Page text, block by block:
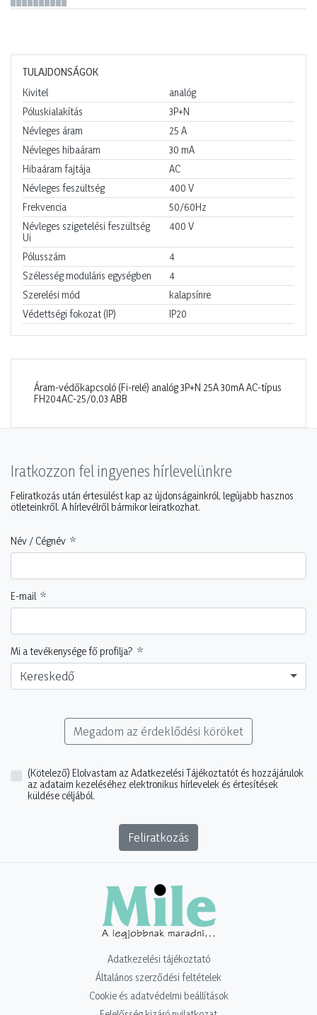
TULAJDONSÁGOK
Kivitel
analóg
Póluskialakítás
3P+N
Névleges áram
25 A
Névleges hibaáram
30 mA
Hibaáram fajtája
AC
Névleges feszültség
400 V
Frekvencia
50/60Hz
Névleges szigetelési feszültség
Ui
400 V
Pólusszám
4
Szélesség moduláris egységben
4
Szerelési mód
kalapsínre
Védettségi fokozat (IP)
IP20
Áram-védőkapcsoló (Fi-relé) analóg 3P+N 25A 30mA AC-típus
FH204AC-25/0,03 ABB
Iratkozzon fel ingyenes hírlevelünkre
Feliratkozás után értesülést kap az újdonságainkról, legújabb hasznos
ötleteinkről. A hírlevélről bármikor leiratkozhat.
Név / Cégnév
E-mail
Mi a tevékenysége fő profilja?
Kereskedő
Megadom az érdeklődési köröket
(Kötelező) Elolvastam az Adatkezelési Tájékoztatót és hozzájárulok
az adataim kezeléséhez elektronikus hírlevelek és értesítések
küldése céljából.
Feliratkozás
Adatkezelési tájékoztató
Általános szerződési feltételek
Cookie és adatvédelmi beállítások